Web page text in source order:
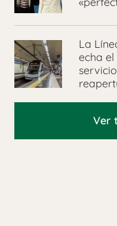
La
echa
Ver